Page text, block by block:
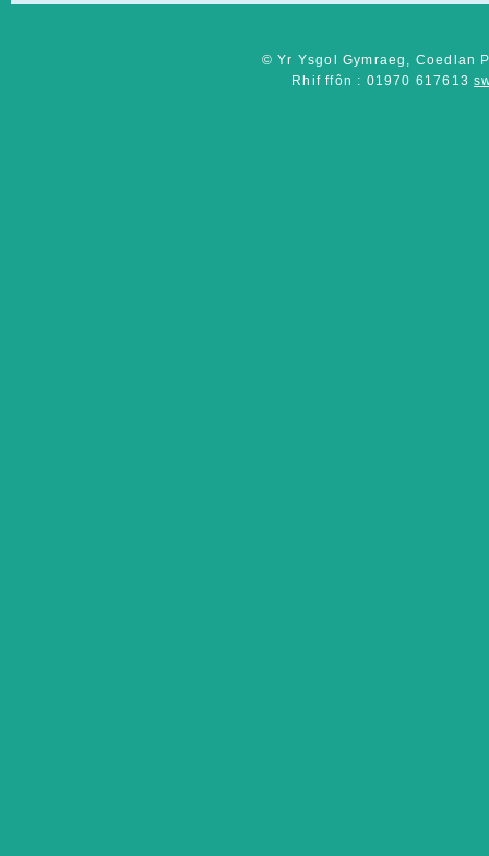
© Yr Ysgol Gymraeg, Coedlan
Rhif ffôn : 01970 617613